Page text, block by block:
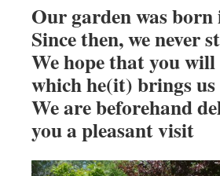
Our garden was born
Since then, we never
We hope that you
which he(it) brings us
We are beforehand
you a pleasant visit